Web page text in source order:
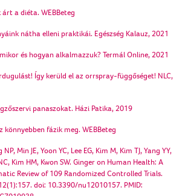
árt a diéta. WEBBeteg
nátha elleni praktikái. Egészség Kalauz, 2021
és hogyan alkalmazzuk? Termál Online, 2021
Így kerüld el az orrspray-függőséget! NLC,
panaszokat. Házi Patika, 2019
könnyebben fázik meg. WEBBeteg
Min JE, Yoon YC, Lee EG, Kim M, Kim TJ, Yang YY,
Kim HM, Kwon SW. Ginger on Human Health: A
Review of 109 Randomized Controlled Trials.
doi: 10.3390/nu12010157. PMID: